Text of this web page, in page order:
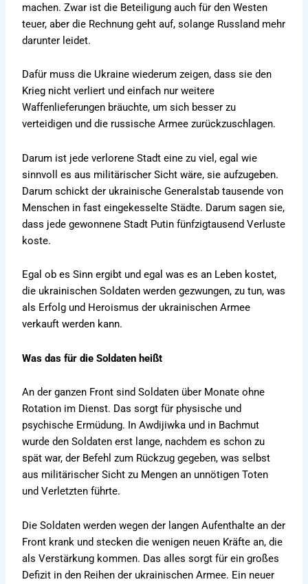
machen. Zwar ist die Beteiligung auch für den Westen
teuer, aber die Rechnung geht auf, solange Russland mehr
darunter leidet.
Dafür muss die Ukraine wiederum zeigen, dass sie den
Krieg nicht verliert und einfach nur weitere
Waffenlieferungen bräuchte, um sich besser zu
verteidigen und die russische Armee zurückzuschlagen.
Darum ist jede verlorene Stadt eine zu viel, egal wie
sinnvoll es aus militärischer Sicht wäre, sie aufzugeben.
Darum schickt der ukrainische Generalstab tausende von
Menschen in fast eingekesselte Städte. Darum sagen sie,
dass jede gewonnene Stadt Putin fünfzigtausend Verluste
koste.
Egal ob es Sinn ergibt und egal was es an Leben kostet,
die ukrainischen Soldaten werden gezwungen, zu tun, was
als Erfolg und Heroismus der ukrainischen Armee
verkauft werden kann.
Was das für die Soldaten heißt
An der ganzen Front sind Soldaten über Monate ohne
Rotation im Dienst. Das sorgt für physische und
psychische Ermüdung. In Awdijiwka und in Bachmut
wurde den Soldaten erst lange, nachdem es schon zu
spät war, der Befehl zum Rückzug gegeben, was selbst
aus militärischer Sicht zu Mengen an unnötigen Toten
und Verletzten führte.
Die Soldaten werden wegen der langen Aufenthalte an der
Front krank und stecken die wenigen neuen Kräfte an, die
als Verstärkung kommen. Das alles sorgt für ein großes
Defizit in den Reihen der ukrainischen Armee. Ein neuer